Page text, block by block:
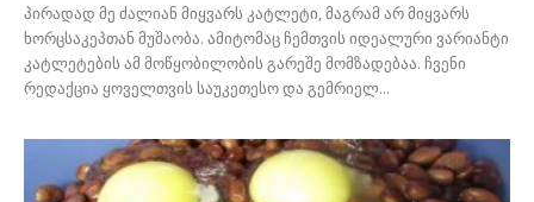
პირადად მე ძალიან მიყვარს კატლეტი, მაგრამ არ მიყვარს
ხორცსაკეპთან მუშაობა. ამიტომაც ჩემთვის იდეალური ვარიანტი
კატლეტების ამ მოწყობილობის გარეშე მომზადებაა. ჩვენი
რედაქცია ყოველთვის საუკეთესო და გემრიელ...